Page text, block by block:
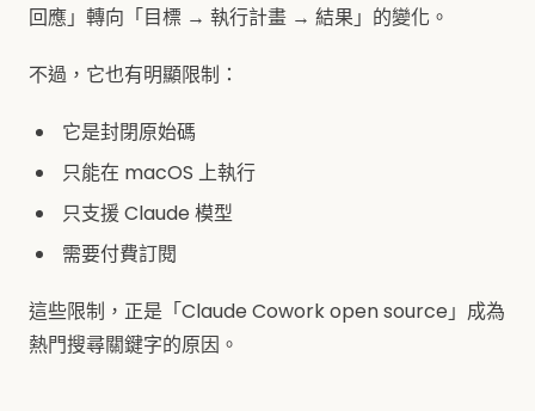
回應」轉向「目標 → 執行計畫 → 結果」的變化。
不過，它也有明顯限制：
它是封閉原始碼
只能在 macOS 上執行
只支援 Claude 模型
需要付費訂閱
這些限制，正是「Claude Cowork open source」成為
熱門搜尋關鍵字的原因。